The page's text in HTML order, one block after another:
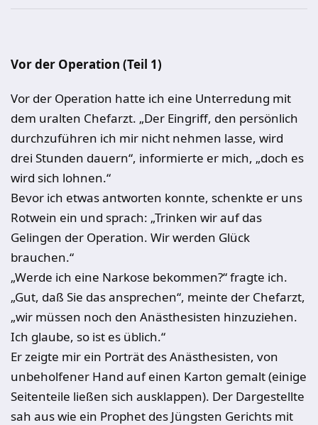
Vor der Operation (Teil 1)
Vor der Operation hatte ich eine Unterredung mit
dem uralten Chefarzt. „Der Eingriff, den persönlich
durchzuführen ich mir nicht nehmen lasse, wird
drei Stunden dauern“, informierte er mich, „doch es
wird sich lohnen.“
Bevor ich etwas antworten konnte, schenkte er uns
Rotwein ein und sprach: „Trinken wir auf das
Gelingen der Operation. Wir werden Glück
brauchen.“
„Werde ich eine Narkose bekommen?“ fragte ich.
„Gut, daß Sie das ansprechen“, meinte der Chefarzt,
„wir müssen noch den Anästhesisten hinzuziehen.
Ich glaube, so ist es üblich.“
Er zeigte mir ein Porträt des Anästhesisten, von
unbeholfener Hand auf einen Karton gemalt (einige
Seitenteile ließen sich ausklappen). Der Dargestellte
sah aus wie ein Prophet des Jüngsten Gerichts mit